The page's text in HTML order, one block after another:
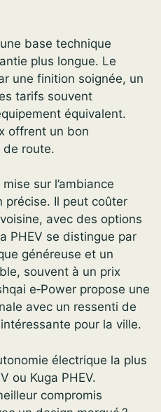
base technique
plus longue. Le
une finition soignée, un
tarifs souvent
équivalent.
offrent un bon
route.
sur l’ambiance
précise. Il peut coûter
avec des options
PHEV se distingue par
généreuse et un
souvent à un prix
e‑Power propose une
avec un ressenti de
pour la ville.
électrique la plus
ou Kuga PHEV.
compromis